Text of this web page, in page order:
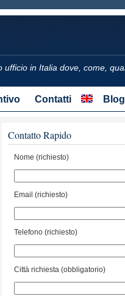
ufficio in Italia dove, come,
Contatti Blog
Contatto Rapido
Nome (richiesto)
Email (richiesto)
Telefono (richiesto)
Città richiesta (obbligatorio)